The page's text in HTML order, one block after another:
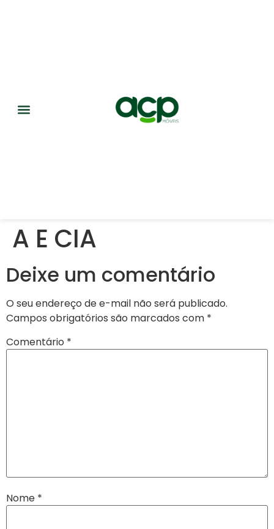
A E CIA
Deixe um comentário
O seu endereço de e-mail não será publicado.
Campos obrigatórios são marcados com *
Comentário *
Nome *